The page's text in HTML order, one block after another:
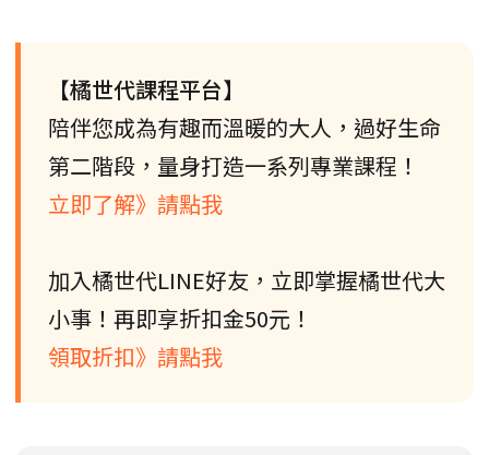
【橘世代課程平台】
陪伴您成為有趣而溫暖的大人，過好生命
第二階段，量身打造一系列專業課程！
立即了解》請點我
加入橘世代LINE好友，立即掌握橘世代大
小事！再即享折扣金50元！
領取折扣》請點我